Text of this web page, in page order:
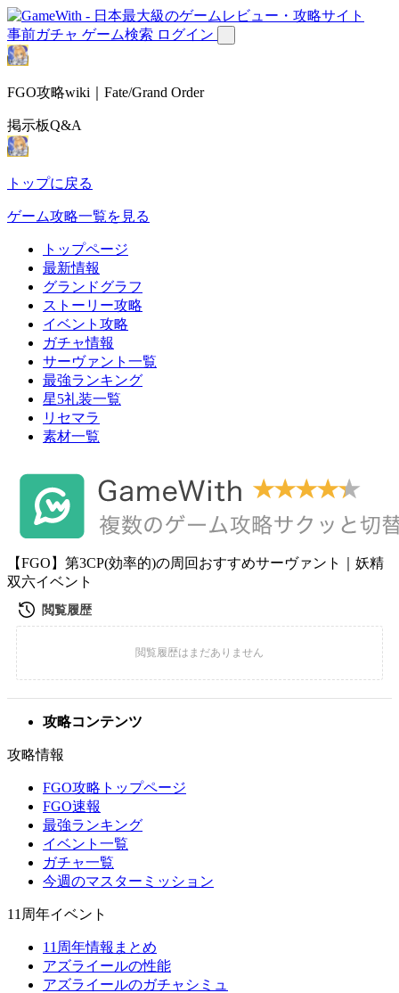
事前ガチャ ゲーム検索 ログイン
FGO攻略wiki｜Fate/Grand Order
掲示板Q&A
トップに戻る
ゲーム攻略一覧を見る
トップページ
最新情報
グランドグラフ
ストーリー攻略
イベント攻略
ガチャ情報
サーヴァント一覧
最強ランキング
星5礼装一覧
リセマラ
素材一覧
【FGO】第3CP(効率的)の周回おすすめサーヴァント｜妖精
双六イベント
攻略コンテンツ
攻略情報
FGO攻略トップページ
FGO速報
最強ランキング
イベント一覧
ガチャ一覧
今週のマスターミッション
11周年イベント
11周年情報まとめ
アズライールの性能
アズライールのガチャシミュ